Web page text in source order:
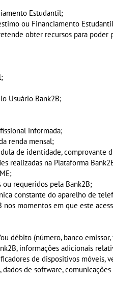
Estudantil;
ou Financiamento
obter recursos para
Usuário Bank2B;
informada;
renda mensal;
de identidade, comprovante
realizadas na Plataforma
requeridos pela Bank2B;
constante do aparelho de
momentos em que este
débito (número, banco
informações adicionais
de dispositivos móveis,
de software,